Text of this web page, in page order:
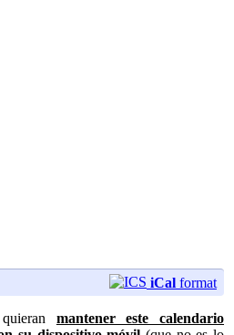
iCal format
mantener este calendario